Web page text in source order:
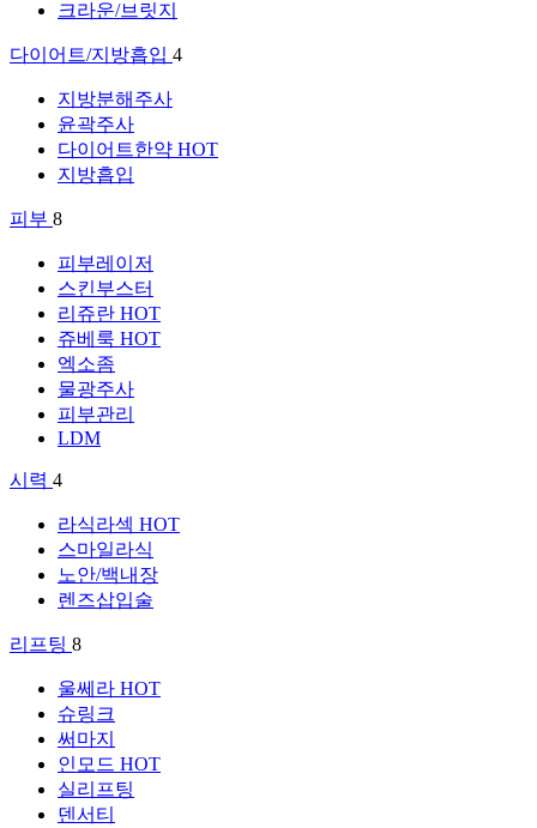
크라운/브릿지
다이어트/지방흡입 4
지방분해주사
윤곽주사
다이어트한약 HOT
지방흡입
피부 8
피부레이저
스킨부스터
리쥬란 HOT
쥬베룩 HOT
엑소좀
물광주사
피부관리
LDM
시력 4
라식라섹 HOT
스마일라식
노안/백내장
렌즈삽입술
리프팅 8
울쎄라 HOT
슈링크
써마지
인모드 HOT
실리프팅
덴서티